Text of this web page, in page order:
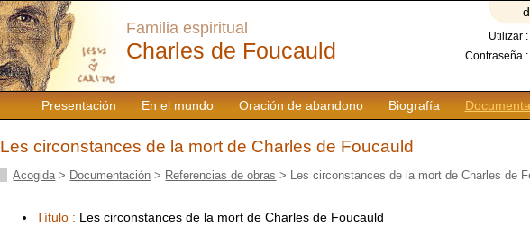
Presentación En el mundo Oración de abandono Biografía
Familia espiritual
Charles de Foucauld
Utilizar :
Contraseña :
Les circonstances de la mort de Charles de Foucauld
Acogida > Documentación > Referencias de obras > Les circonstances de la mort de Charles de
Título : Les circonstances de la mort de Charles de Foucauld